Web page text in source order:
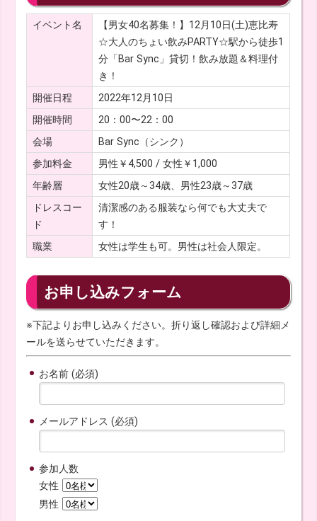
イベント名
【男女40名募集！】12月10日(土)恵比寿
☆大人のちょい飲みPARTY☆駅から徒歩1
分「Bar Sync」貸切！飲み放題＆料理付
き！
開催日程
2022年12月10日
開催時間
20：00〜22：00
会場
Bar Sync（シンク）
参加料金
男性￥4,500 / 女性￥1,000
年齢層
女性20歳～34歳、男性23歳～37歳
ドレスコー
ド
清潔感のある服装なら何でも大丈夫で
す！
職業
女性は学生も可。男性は社会人限定。
お申し込みフォーム
※下記よりお申し込みください。折り返し確認および詳細メ
ールを送らせていただきます。
お名前 (必須)
メールアドレス (必須)
参加人数
女性
男性